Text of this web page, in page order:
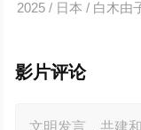
2025 / 日本 / 白木由
影片评论